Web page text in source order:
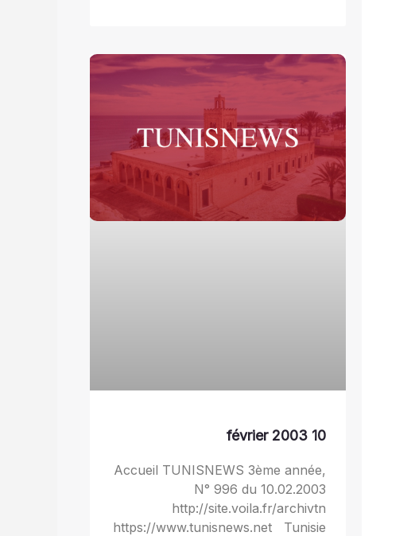
10 février 2003
Accueil TUNISNEWS 3ème année,
N° 996 du 10.02.2003
http://site.voila.fr/archivtn
https://www.tunisnews.net Tunisie